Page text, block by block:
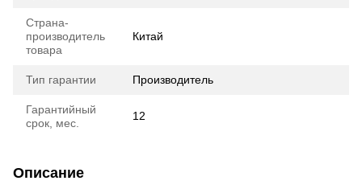
Страна-
производитель
товара
Китай
Тип гарантии Производитель
Гарантийный
срок, мес.
12
Описание